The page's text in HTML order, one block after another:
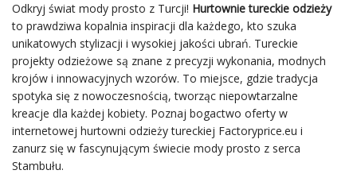
Odkryj świat mody prosto z Turcji! Hurtownie tureckie odzieży
to prawdziwa kopalnia inspiracji dla każdego, kto szuka
unikatowych stylizacji i wysokiej jakości ubrań. Tureckie
projekty odzieżowe są znane z precyzji wykonania, modnych
krojów i innowacyjnych wzorów. To miejsce, gdzie tradycja
spotyka się z nowoczesnością, tworząc niepowtarzalne
kreacje dla każdej kobiety. Poznaj bogactwo oferty w
internetowej hurtowni odzieży tureckiej Factoryprice.eu i
zanurz się w fascynującym świecie mody prosto z serca
Stambułu.